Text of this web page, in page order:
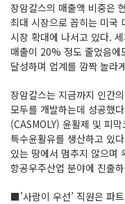
장암칼스의 매출액 비중은
최대 시장으로 꼽히는 미국
시장 확대에 나서고 있다.
매출이 20% 정도 줄었음에
달성하며 업계를 깜짝 놀라
장암칼스는 지금까지 인간
모두를 개발하는데 성공했
(CASMOLY) 윤활제 및 피
특수윤활유를 생산하고 있
있는 땅에서 멈추지 않으며
항공우주산업 분야에 진출
■’사람이 우선’ 직원은 파